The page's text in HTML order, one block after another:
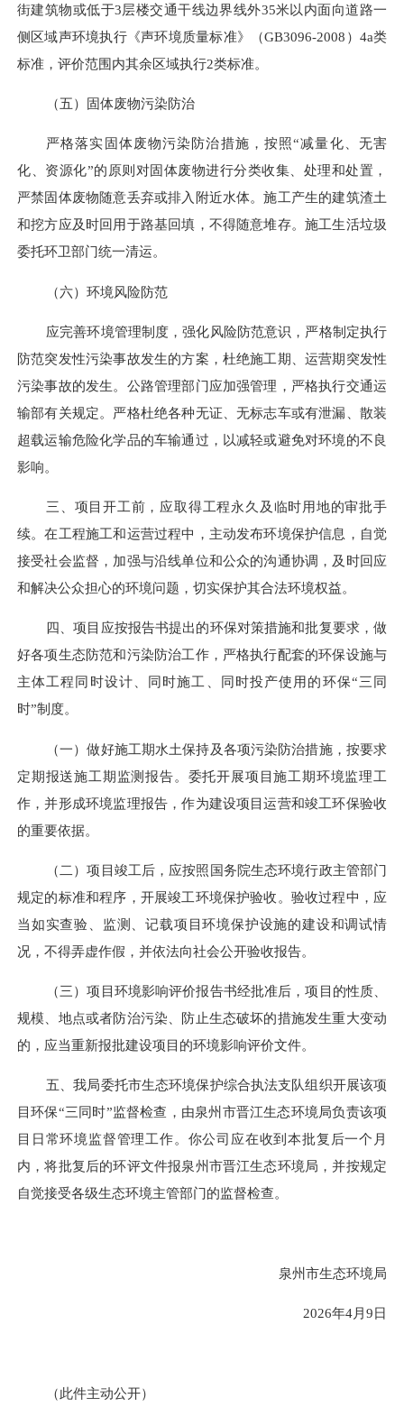
街建筑物或低于3层楼交通干线边界线外35米以内面向道路一
侧区域声环境执行《声环境质量标准》（GB3096-2008）4a类
标准，评价范围内其余区域执行2类标准。
（五）固体废物污染防治
严格落实固体废物污染防治措施，按照“减量化、无害
化、资源化”的原则 对固体废物进行分类收集、处理和处置，
严禁固体废物随意丢弃或排入附近水体。施工产生的建筑渣土
和挖方应及时回用于路基回填 ，不得随意堆存。施工生活垃圾
委托环卫部门统一清运。
（六）环境风险防范
应完善环境管理制度，强化风险防范意识，严格制定执行
防范突发性污染事故发生的方案，杜绝施工期、运营期突发性
污染事故的发生。 公路管理部门应加强管理，严格执行交通运
输部有关规定。 严格杜绝各种无证、无标志车或有泄漏、散装
超载运输危险化学品的车输通过，以减轻或避免对环境的不良
影响。
三、项目开工前，应取得工程永久及临时用地的审批手
续。在工程施工和运营过程中，主动发布环境保护信息，自觉
接受社会监督，加强与沿线单位和公众的沟通协调，及时回应
和解决公众担心的环境问题，切实保护其合法环境权益。
四、项目应按报告书提出的环保对策措施和批复要求，做
好各项生态防范和污染防治工作，严格执行配套的环保设施与
主体工程同时设计、同时施工、同时投产使用的环保“三同
时”制度。
（一）做好施工期水土保持及各项污染防治措施，按要求
定期报送施工期监测报告。委托开展项目施工期环境监理工
作，并形成环境监理报告，作为建设项目运营和竣工环保验收
的重要依据。
（二）项目竣工后，应按照国务院生态环境行政主管部门
规定的标准和程序，开展竣工环境保护验收。验收过程中，应
当如实查验、监测、记载项目环境保护设施的建设和调试情
况，不得弄虚作假，并依法向社会公开验收报告。
（三）项目环境影响评价报告书经批准后，项目的性质、
规模、地点或者防治污染、防止生态破坏的措施发生重大变动
的，应当重新报批建设项目的环境影响评价文件。
五、我局委托市生态环境保护综合执法支队组织开展该项
目环保“三同时”监督检查，由泉州市晋江生态环境局负责该项
目日常环境监督管理工作。你公司应在收到本批复后一个月
内，将批复后的环评文件报泉州市晋江生态环境局，并按规定
自觉接受各级生态环境主管部门的监督检查。
泉州市生态环境局
2026年4月9日
（此件主动公开）